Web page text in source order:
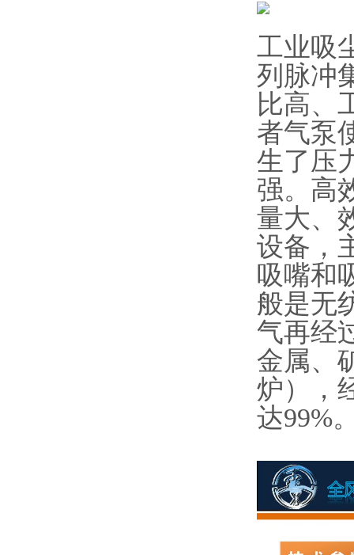
工业吸
列脉冲
比高、
者气泵
生了压
强。高
量大、
设备，
吸嘴和
般是无
气再经
金属、
炉），
达99%